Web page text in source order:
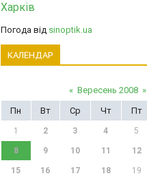
Харків
Погода від sinoptik.ua
КАЛЕНДАР
« Вересень 2008 »
Пн
Вт Ср Чт Пт
1 2 3 4 5
8 9 10 11 12
15 16 17 18 19